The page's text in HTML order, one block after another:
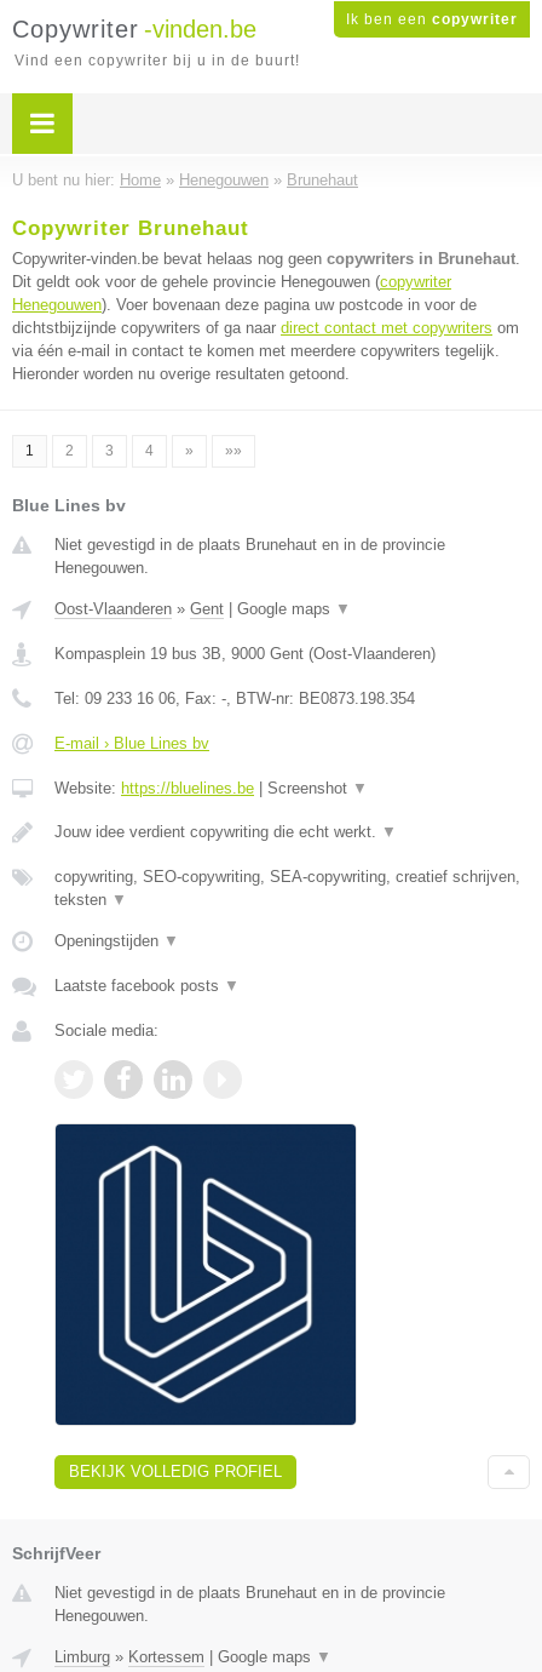
Ik ben een copywriter
Copywriter -vinden.be
Vind een copywriter bij u in de buurt!
U bent nu hier: Home » Henegouwen » Brunehaut
Copywriter Brunehaut
Copywriter-vinden.be bevat helaas nog geen copywriters in Brunehaut.
Dit geldt ook voor de gehele provincie Henegouwen (copywriter
Henegouwen). Voer bovenaan deze pagina uw postcode in voor de
dichtstbijzijnde copywriters of ga naar direct contact met copywriters om
via één e-mail in contact te komen met meerdere copywriters tegelijk.
Hieronder worden nu overige resultaten getoond.
1 2 3 4 » »»
Blue Lines bv
Niet gevestigd in de plaats Brunehaut en in de provincie
Henegouwen.
Oost-Vlaanderen » Gent Google maps ▼
Kompasplein 19 bus 3B, 9000 Gent (Oost-Vlaanderen)
Tel: 09 233 16 06, Fax: -, BTW-nr: BE0873.198.354
E-mail › Blue Lines bv
Website: https://bluelines.be Screenshot ▼
Jouw idee verdient copywriting die echt werkt. ▼
copywriting, SEO-copywriting, SEA-copywriting, creatief schrijven,
teksten ▼
Openingstijden ▼
Laatste facebook posts ▼
Sociale media:
BEKIJK VOLLEDIG PROFIEL
SchrijfVeer
Niet gevestigd in de plaats Brunehaut en in de provincie
Henegouwen.
Limburg » Kortessem Google maps ▼